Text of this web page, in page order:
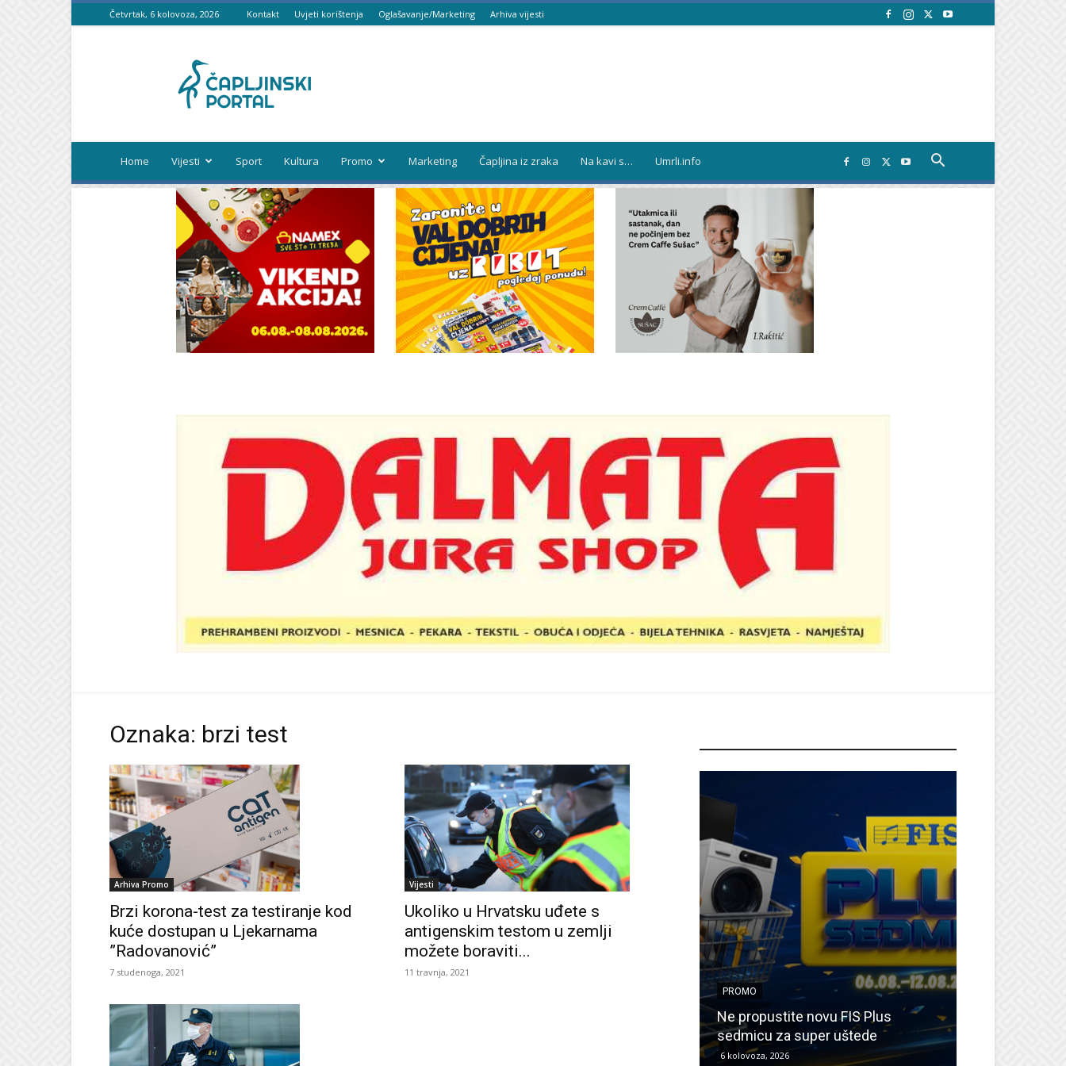
Četvrtak, 6 kolovoza, 2026 Kontakt Uvjeti korištenja Oglašavanje/Marketing Arhiva vijesti
portal
Home Vijesti Sport Kultura Promo Marketing Čapljina iz zraka Na kavi s… Umrli.info
Oznaka: brzi test
Arhiva Promo
Brzi korona-test za testiranje kod
kuće dostupan u Ljekarnama
”Radovanović”
7 studenoga, 2021
Vijesti
Ukoliko u Hrvatsku uđete s
antigenskim testom u zemlji
možete boraviti...
11 travnja, 2021
PROMO
Ne propustite novu FIS Plus
sedmicu za super uštede
6 kolovoza, 2026